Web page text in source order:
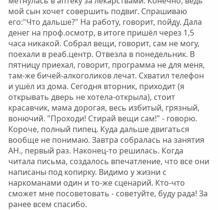
мой сын хочет совершить подвиг. Спрашиваю
его:"Что дальше?" На работу, говорит, пойду. Дала
денег на проф.осмотр, в итоге пришёл через 1,5
часа никакой. Собрал вещи, говорит, сам не могу,
поехали в реаб.центр. Отвезла в понедельник. В
пятницу приехал, говорит, программа не для меня,
там-же бичей-алкоголиков лечат. Схватил телефон
и ушёл из дома. Сегодня вторник, приходит (я
открывать дверь не хотела-открыла), стоит
красавчик, мама дорогая, весь избитый, грязный,
вонючий. "Проходи! Стирай вещи сам!" - говорю.
Короче, полный пипец. Куда дальше двигаться
вообще не понимаю. Завтра собралась на занятия
АН., первый раз. Наконец-то решилась. Когда
читала письма, создалось впечатление, что все они
написаны под копирку. Видимо у жизни с
наркоманами один и то-же сценарий. Кто-что
сможет мне посоветовать - советуйте, буду рада! За
ранее всем спасибо.